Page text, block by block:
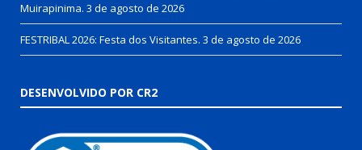
Muirapinima. 3 de agosto de 2026
FESTRIBAL 2026: Festa dos Visitantes. 3 de agosto de 2026
DESENVOLVIDO POR CR2